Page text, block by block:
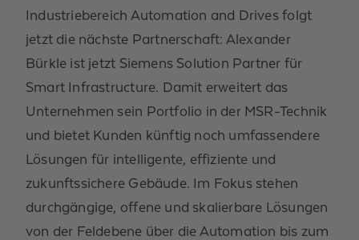
Industriebereich Automation and Drives folgt
jetzt die nächste Partnerschaft: Alexander
Bürkle ist jetzt Siemens Solution Partner für
Smart Infrastructure. Damit erweitert das
Unternehmen sein Portfolio in der MSR-Technik
und bietet Kunden künftig noch umfassendere
Lösungen für intelligente, effiziente und
zukunftssichere Gebäude. Im Fokus stehen
durchgängige, offene und skalierbare Lösungen
von der Feldebene über die Automation bis zum